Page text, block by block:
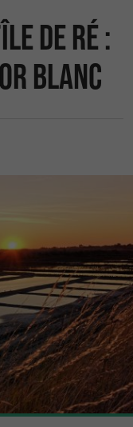
de Ré :
blanc